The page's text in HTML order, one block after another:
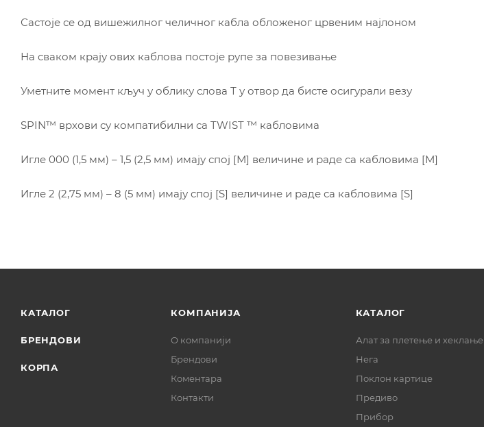
Састоје се од вишежилног челичног кабла обложеног црвеним најлоном
На сваком крају ових каблова постоје рупе за повезивање
Уметните момент кључ у облику слова Т у отвор да бисте осигурали везу
SPIN™ врхови су компатибилни са TWIST ™ кабловима
Игле 000 (1,5 мм) – 1,5 (2,5 мм) имају спој [М] величине и раде са кабловима [М]
Игле 2 (2,75 мм) – 8 (5 мм) имају спој [S] величине и раде са кабловима [S]
КАТАЛОГ
БРЕНДОВИ
КОРПА
КОМПАНИЈА
О компанији
Брендови
Коментара
Контакти
КАТАЛОГ
Алат за плетење и хеклање
Нега
Поклон картице
Предиво
Прибор